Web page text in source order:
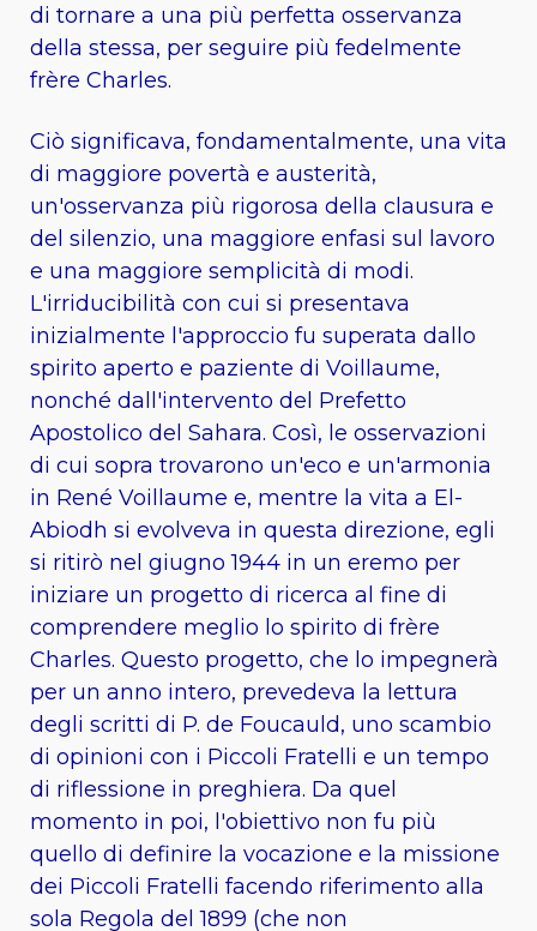
di tornare a una più perfetta osservanza
della stessa, per seguire più fedelmente
frère Charles.
Ciò significava, fondamentalmente, una vita
di maggiore povertà e austerità,
un'osservanza più rigorosa della clausura e
del silenzio, una maggiore enfasi sul lavoro
e una maggiore semplicità di modi.
L'irriducibilità con cui si presentava
inizialmente l'approccio fu superata dallo
spirito aperto e paziente di Voillaume,
nonché dall'intervento del Prefetto
Apostolico del Sahara. Così, le osservazioni
di cui sopra trovarono un'eco e un'armonia
in René Voillaume e, mentre la vita a El-
Abiodh si evolveva in questa direzione, egli
si ritirò nel giugno 1944 in un eremo per
iniziare un progetto di ricerca al fine di
comprendere meglio lo spirito di frère
Charles. Questo progetto, che lo impegnerà
per un anno intero, prevedeva la lettura
degli scritti di P. de Foucauld, uno scambio
di opinioni con i Piccoli Fratelli e un tempo
di riflessione in preghiera. Da quel
momento in poi, l'obiettivo non fu più
quello di definire la vocazione e la missione
dei Piccoli Fratelli facendo riferimento alla
sola Regola del 1899 (che non